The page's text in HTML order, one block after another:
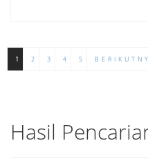
1 2 3 4 5
Hasil